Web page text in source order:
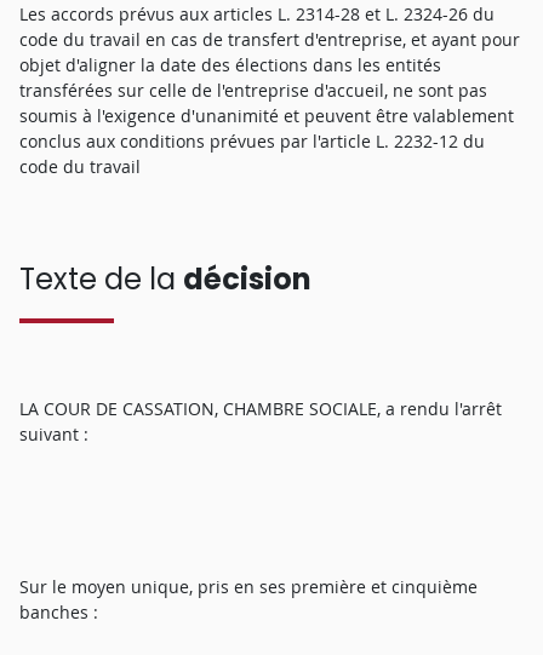
Les accords prévus aux articles L. 2314-28 et L. 2324-26 du
code du travail en cas de transfert d'entreprise, et ayant pour
objet d'aligner la date des élections dans les entités
transférées sur celle de l'entreprise d'accueil, ne sont pas
soumis à l'exigence d'unanimité et peuvent être valablement
conclus aux conditions prévues par l'article L. 2232-12 du
code du travail
Texte de la décision
LA COUR DE CASSATION, CHAMBRE SOCIALE, a rendu l'arrêt
suivant :
Sur le moyen unique, pris en ses première et cinquième
banches :